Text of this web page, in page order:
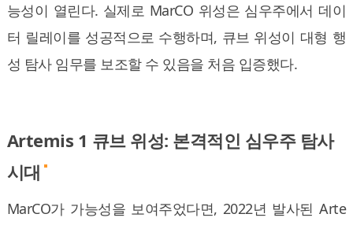
능성이 열린다. 실제로 MarCO 위성은 심우주에서 데이
터 릴레이를 성공적으로 수행하며, 큐브 위성이 대형 행
성 탐사 임무를 보조할 수 있음을 처음 입증했다.
Artemis 1 큐브 위성: 본격적인 심우주 탐사
시대
MarCO가 가능성을 보여주었다면, 2022년 발사된 Arte